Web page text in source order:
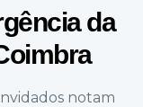
da
notam